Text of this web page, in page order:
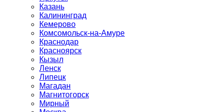
Казань
Калининград
Кемерово
Комсомольск-на-Амуре
Краснодар
Красноярск
Кызыл
Ленск
Липецк
Магадан
Магнитогорск
Мирный